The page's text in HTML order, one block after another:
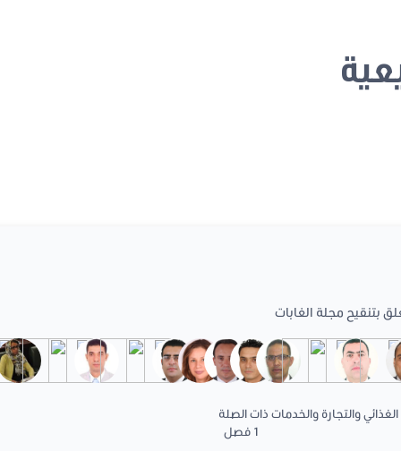
بتنقيح مجلة الغابات
والتجارة والخدمات ذات الصلة
1 فصل